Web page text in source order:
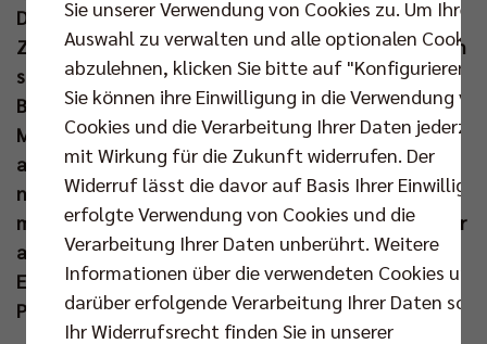
Doppelspieltags am Samstag (11. Jan) sind 3.531
Zuschauer in der Max-Schmeling-Halle geblieben, um
sich nach dem 3:0-Heimsieg der BR Volleys gegen die
Baden Volleys SSC Karlsruhe auch das Zweitliga-
Match zwischen dem BBSC und dem VfL Oythe
anzuschauen. Die Berliner Volleyballfans wurden
nicht enttäuscht: Das Heimteam feierte einen
mitreißenden 3:2-Comebackerfolg gegen den Gegner
aus Niedersachsen und versprühte eine großartige
Energie im Volleyballtempel. Das Medienecho zum
Premierenevent:
Sie unserer Verwendung von Cookies zu. Um Ihre
Auswahl zu verwalten und alle optionalen Cookies
abzulehnen, klicken Sie bitte auf "Konfigurieren".
Sie können ihre Einwilligung in die Verwendung
Cookies und die Verarbeitung Ihrer Daten
mit Wirkung für die Zukunft widerrufen. Der
Widerruf lässt die davor auf Basis Ihrer
erfolgte Verwendung von Cookies und die
Verarbeitung Ihrer Daten unberührt. Weitere
Informationen über die verwendeten Cookies und
darüber erfolgende Verarbeitung Ihrer Daten
Ihr Widerrufsrecht finden Sie in unserer